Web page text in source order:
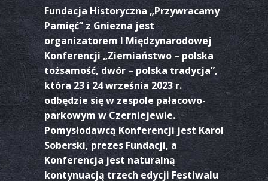
Fundacja Historyczna „Przywracamy
Pamięć” z Gniezna jest
organizatorem I Międzynarodowej
Konferencji „Ziemiaństwo – polska
tożsamość, dwór – polska tradycja”,
która 23 i 24 września 2023 r.
odbędzie się w zespole pałacowo-
parkowym w Czerniejewie.
Pomysłodawcą Konferencji jest Karol
Soberski, prezes Fundacji, a
Konferencja jest naturalną
kontynuacją trzech edycji Festiwalu